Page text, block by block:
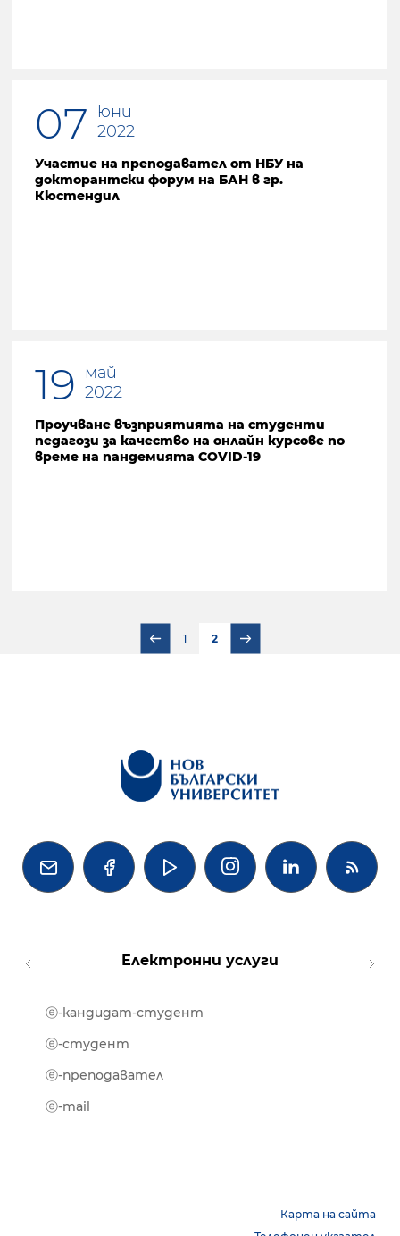
07
юни
2022
Участие на преподавател от НБУ на
докторантски форум на БАН в гр.
Кюстендил
19
май
2022
Проучване възприятията на студенти
педагози за качество на онлайн курсове по
време на пандемията COVID-19
1 2
   
Електронни услуги
ⓔ-кандидат-студент
ⓔ-студент
ⓔ-преподавател
ⓔ-mail
Карта на сайта